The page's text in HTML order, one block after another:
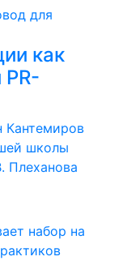
как
школы
Плеханова